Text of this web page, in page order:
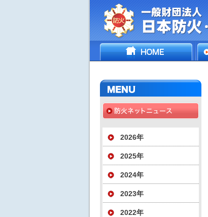
一般財団法人
HOME
2026年
2025年
2024年
2023年
2022年